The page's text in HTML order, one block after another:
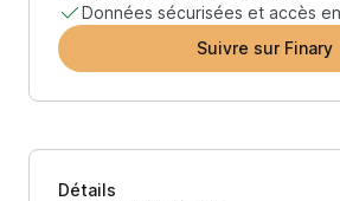
Données sécurisées et accès
Suivre sur Finary
Détails